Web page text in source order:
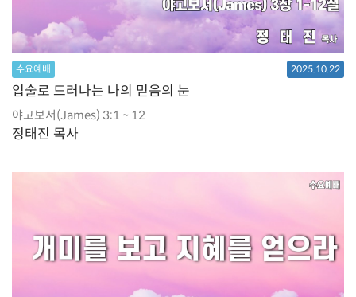
수요예배 2025.10.22
입술로 드러나는 나의 믿음의 눈
야고보서(James) 3:1 ~ 12
정태진 목사